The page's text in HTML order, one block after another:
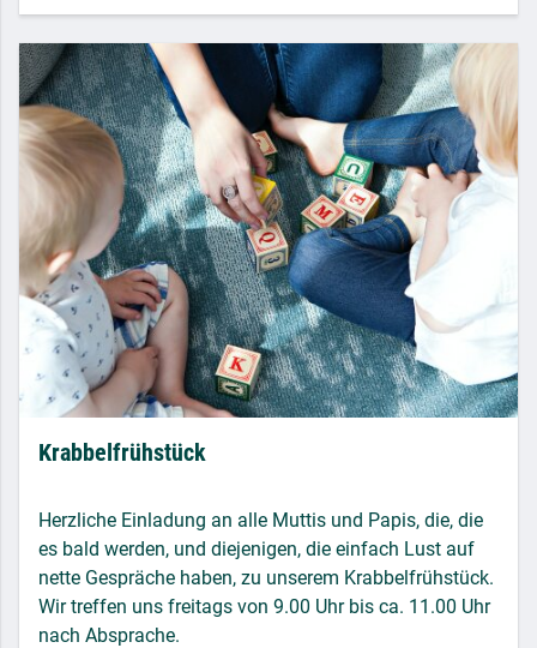
Krabbelfrühstück
Herzliche Einladung an alle Muttis und Papis, die, die
es bald werden, und diejenigen, die einfach Lust auf
nette Gespräche haben, zu unserem Krabbelfrühstück.
Wir treffen uns freitags von 9.00 Uhr bis ca. 11.00 Uhr
nach Absprache.